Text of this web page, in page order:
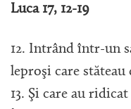
Luca 17, 12-19
12. Intrând într-un
leproşi care stăteau
13. Şi care au